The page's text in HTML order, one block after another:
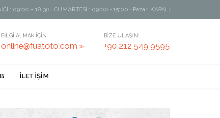
: 09:00 – 18:30 · CUMARTESİ : 09:00 - 15:00 · Pazar: KAPALI
BİLGİ ALMAK İÇİN
online@fuatoto.com »
BİZE ULAŞIN:
+90 212 549 9595
İLETİŞİM